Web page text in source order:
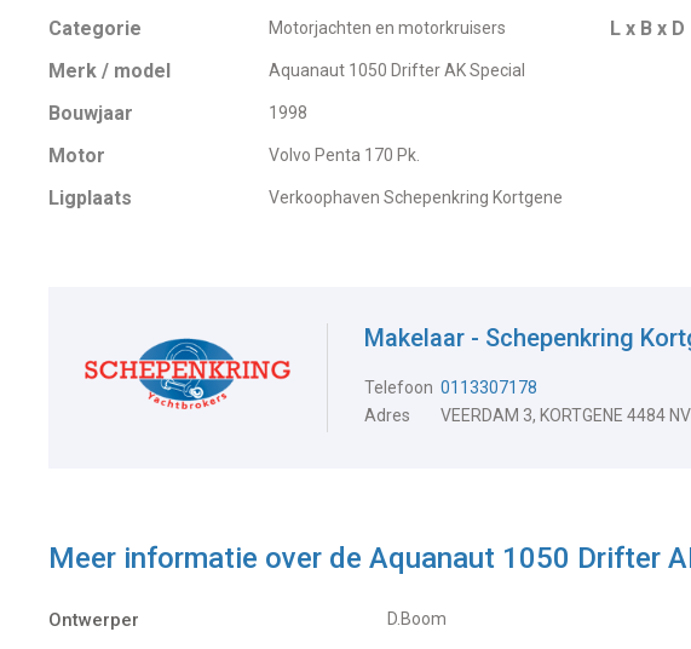
Categorie
Motorjachten en motorkruisers
Merk / model Aquanaut 1050 Drifter AK Special
Bouwjaar 1998
Motor Volvo Penta 170 Pk.
Ligplaats Verkoophaven Schepenkring Kortgene
L x B x D
Makelaar - Schepenkring
Telefoon 0113307178
Adres
VEERDAM 3, KORTGENE 4484 NV
Meer informatie over de Aquanaut 1050 Drifter
Ontwerper D.Boom